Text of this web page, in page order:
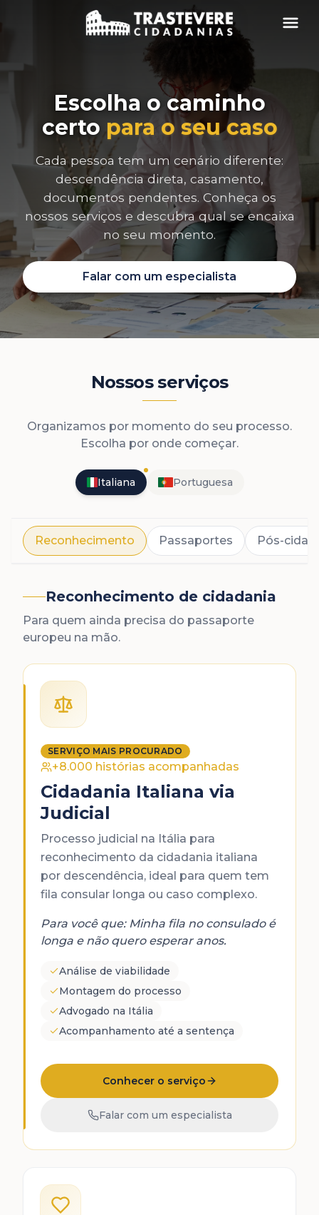
Menu
Escolha o caminho
certo para o seu caso
Cada pessoa tem um cenário diferente:
descendência direta, casamento,
documentos pendentes. Conheça os
nossos serviços e descubra qual se encaixa
no seu momento.
Falar com um especialista
Nossos serviços
Organizamos por momento do seu processo.
Escolha por onde começar.
Italiana Portuguesa
Reconhecimento Passaportes Pós-
Reconhecimento de cidadania
Para quem ainda precisa do passaporte
europeu na mão.
SERVIÇO MAIS PROCURADO
+8.000 histórias acompanhadas
Cidadania Italiana via
Judicial
Processo judicial na Itália para
reconhecimento da cidadania italiana
por descendência, ideal para quem tem
fila consular longa ou caso complexo.
Para você que: Minha fila no consulado é
longa e não quero esperar anos.
Análise de viabilidade
Montagem do processo
Advogado na Itália
Acompanhamento até a sentença
Conhecer o serviço
Falar com um especialista